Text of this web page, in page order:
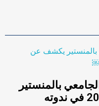
بالمنستير
يكشف عن تفاصيل الدورة 20 في ندوته